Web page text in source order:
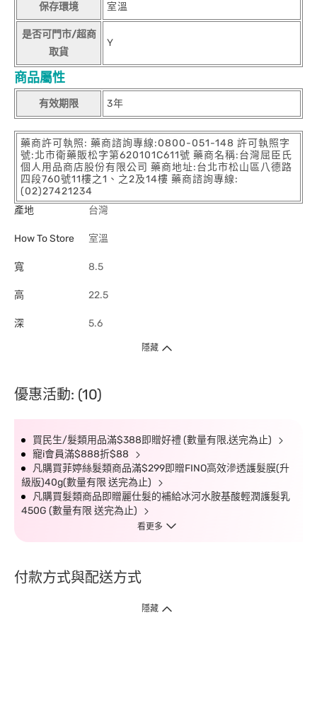
保存環境 室溫
是否可門市/超商
取貨
Y
商品屬性
有效期限 3年
藥商許可執照: 藥商諮詢專線:0800-051-148 許可執照字
號:北市衛藥販松字第620101C611號 藥商名稱:台灣屈臣氏
個人用品商店股份有限公司 藥商地址:台北市松山區八德路
四段760號11樓之1、之2及14樓 藥商諮詢專線:
(02)27421234
產地
台灣
How To Store 室溫
寬 8.5
高 22.5
深 5.6
隱藏
優惠活動: (10)
買民生/髮類用品滿$388即贈好禮 (數量有限,送完為止)
寵i會員滿$888折$88
凡購買菲婷絲髮類商品滿$299即贈FINO高效滲透護髮膜(升
級版)40g(數量有限 送完為止)
凡購買髮類商品即贈麗仕髮的補給冰河水胺基酸輕潤護髮乳
450G (數量有限 送完為止)
看更多
付款方式與配送方式
隱藏